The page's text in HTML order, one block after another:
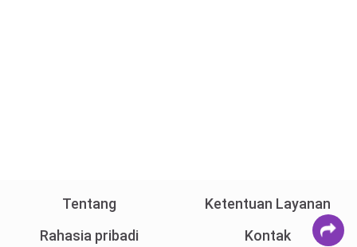
Tentang
Ketentuan Layanan
Rahasia pribadi
Kontak